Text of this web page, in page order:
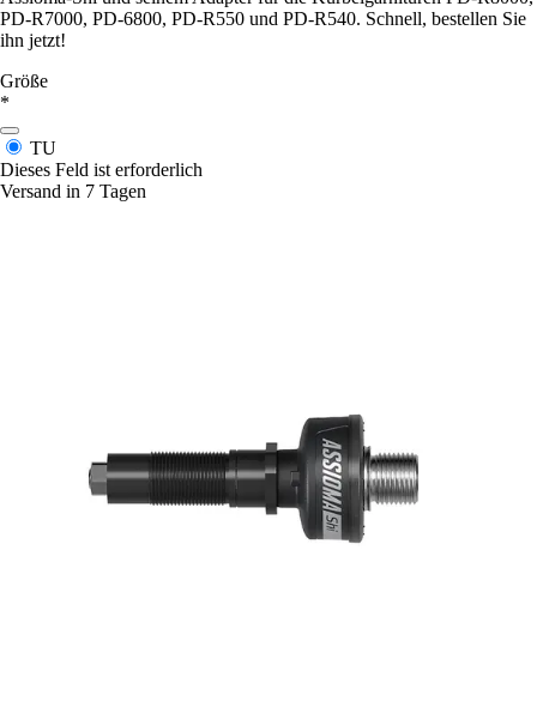
PD-R7000, PD-6800, PD-R550 und PD-R540. Schnell, bestellen Sie
ihn jetzt!
Größe
*
TU
Dieses Feld ist erforderlich
Versand in 7 Tagen